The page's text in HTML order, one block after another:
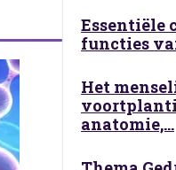
Essentiële
functies
Het
anatomie,...